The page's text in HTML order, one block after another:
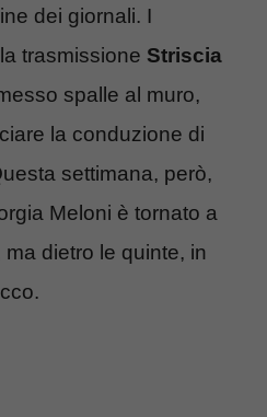
dei giornali. I
trasmissione Striscia
spalle al muro,
la conduzione di
settimana, però,
Meloni è tornato a
dietro le quinte, in